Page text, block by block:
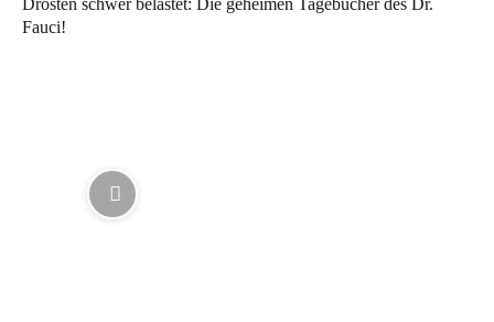
Drosten schwer belastet: Die geheimen Tagebücher des Dr.
Fauci!